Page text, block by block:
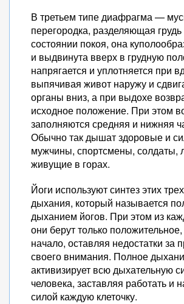
В третьем типе диафрагма —
перегородка, разделяющая
состоянии покоя, она
и выдвинута вверх в грудную
напрягается и уплотняется при
выпячивая живот наружу и
органы вниз, а при выдохе
исходное положение. При этом
заполняются средняя и нижняя
Обычно так дышат здоровые и
мужчины, спортсмены, солдаты,
живущие в горах.
Йоги используют синтез этих
дыхания, который называется
дыханием йогов. При этом из
они берут только
начало, оставляя недостатки за
своего внимания. Полное
активизирует всю дыхательную
человека, заставляя работать и
силой каждую клеточку.